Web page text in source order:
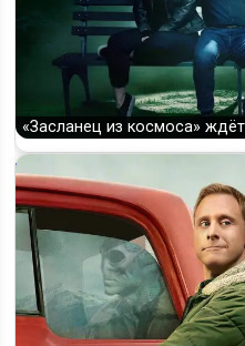
«Засланец из космоса»